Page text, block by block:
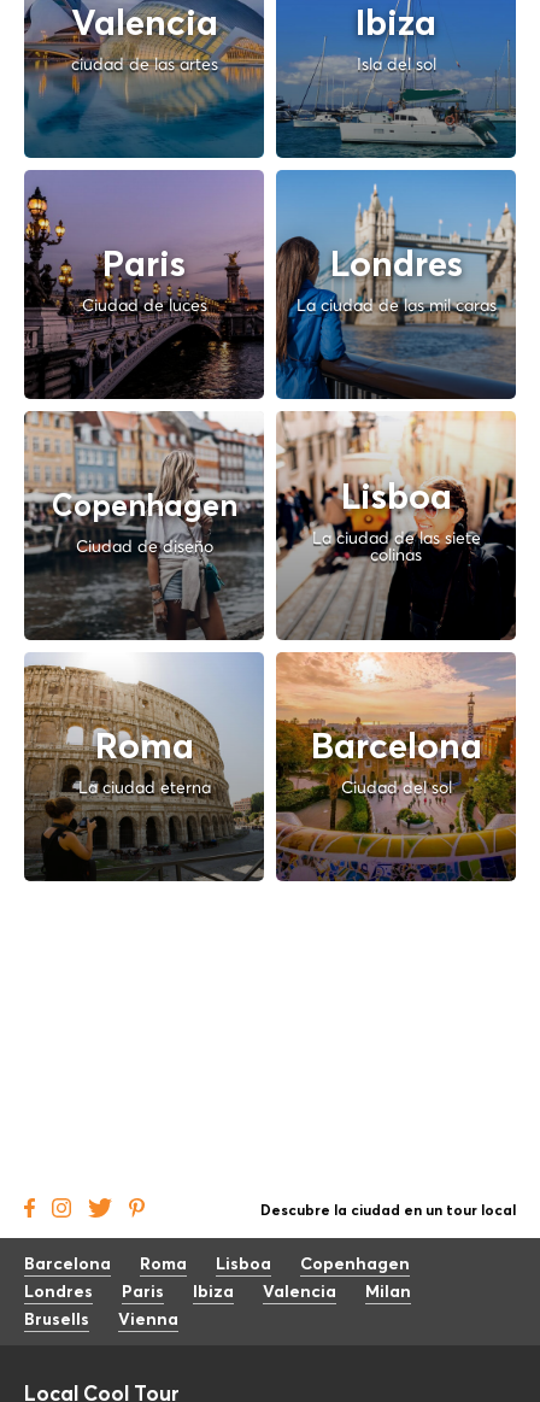
Valencia
ciudad de las artes
Ibiza
Isla del sol
Paris
Ciudad de luces
Londres
La ciudad de las mil caras
Copenhagen
Ciudad de diseño
Lisboa
La ciudad de las siete
colinas
Roma
La ciudad eterna
Barcelona
Ciudad del sol
Descubre la ciudad en un tour local
Barcelona Roma Lisboa
Copenhagen
Londres
Paris Ibiza Valencia
Milan
Brusells
Vienna
Local Cool Tour